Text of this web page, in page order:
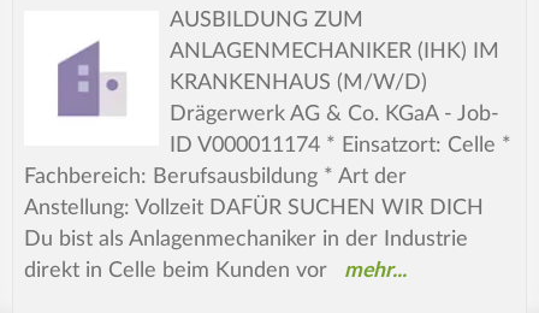
AUSBILDUNG ZUM
ANLAGENMECHANIKER (IHK) IM
KRANKENHAUS (M/W/D)
Drägerwerk AG & Co. KGaA - Job-
ID V000011174 * Einsatzort: Celle *
Fachbereich: Berufsausbildung * Art der
Anstellung: Vollzeit DAFÜR SUCHEN WIR DICH
Du bist als Anlagenmechaniker in der Industrie
direkt in Celle beim Kunden vor